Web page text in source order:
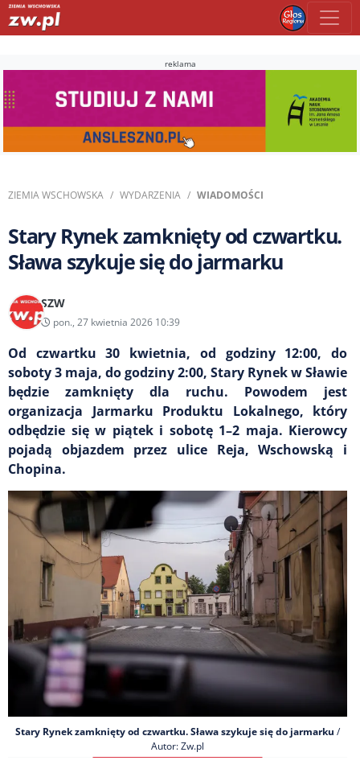
reklama
ZIEMIA WSCHOWSKA WYDARZENIA WIADOMOŚCI
Stary Rynek zamknięty od czwartku.
Sława szykuje się do jarmarku
SZW
pon., 27 kwietnia 2026 10:39
Od czwartku 30 kwietnia, od godziny 12:00, do
soboty 3 maja, do godziny 2:00, Stary Rynek w Sławie
będzie zamknięty dla ruchu. Powodem jest
organizacja Jarmarku Produktu Lokalnego, który
odbędzie się w piątek i sobotę 1–2 maja. Kierowcy
pojadą objazdem przez ulice Reja, Wschowską i
Chopina.
Stary Rynek zamknięty od czwartku. Sława szykuje się do jarmarku /
Autor: Zw.pl